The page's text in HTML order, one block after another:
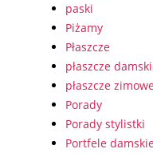
paski
Piżamy
Płaszcze
płaszcze
płaszcze
Porady
Porady stylistki
Portfele